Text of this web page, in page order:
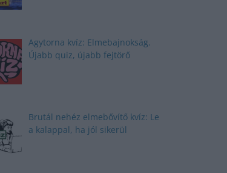
Agytorna kvíz: Elmebajnokság.
Újabb quiz, újabb fejtörő
Brutál nehéz elmebővítő kvíz: Le
a kalappal, ha jól sikerül